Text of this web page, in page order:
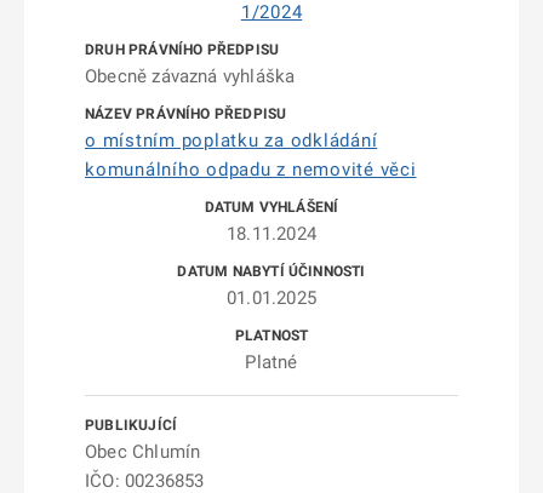
1/2024
Obecně závazná vyhláška
o místním poplatku za odkládání
komunálního odpadu z nemovité věci
18.11.2024
01.01.2025
Platné
Obec Chlumín
IČO: 00236853